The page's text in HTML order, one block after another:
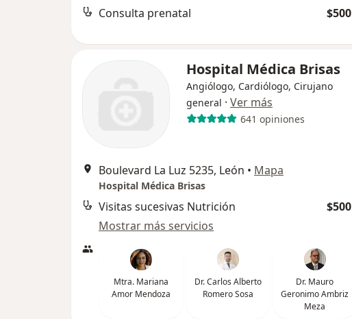
Consulta prenatal $500
Hospital Médica Brisas
Angiólogo, Cardiólogo, Cirujano
general · Ver más
641 opiniones
Boulevard La Luz 5235, León • Mapa
Hospital Médica Brisas
Visitas sucesivas Nutrición
$500
Mostrar más servicios
Mtra. Mariana
Amor Mendoza
Dr. Carlos Alberto
Romero Sosa
Dr. Mauro
Geronimo Ambriz
Meza